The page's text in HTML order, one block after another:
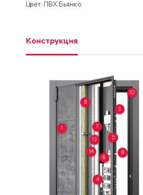
Цвет: ПВХ Бьянко
Конструкция
1
3
4
5
6
7
8
9
10
13
14